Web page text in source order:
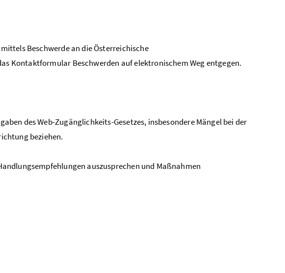
Beschwerde an die Österreichische
Kontaktformular Beschwerden auf elektronischem Weg entgegen.
des Web-Zugänglichkeits-Gesetzes, insbesondere Mängel bei der
beziehen.
auszusprechen und Maßnahmen